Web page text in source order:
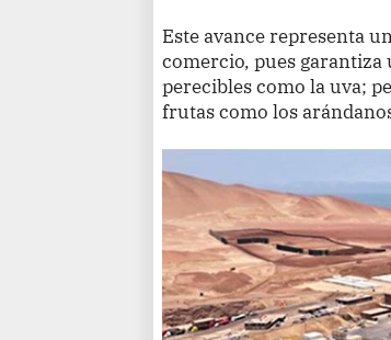
Este avance representa
comercio, pues
perecibles como la uva;
frutas como los